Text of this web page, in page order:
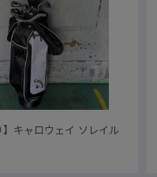
キャロウェイ ソレイル